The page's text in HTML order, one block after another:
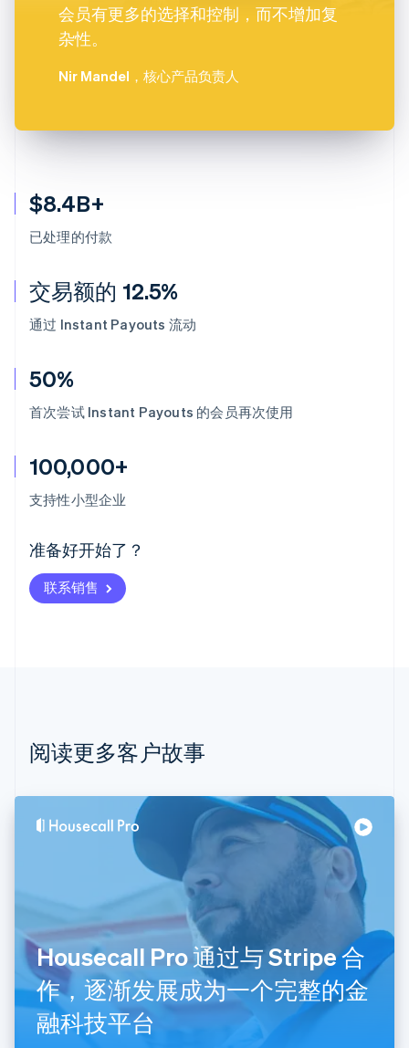
$8.4B+
已处理的付款
交易额的 12.5%
通过 Instant Payouts 流动
50%
首次尝试 Instant Payouts 的会员再次使用
100,000+
支持性小型企业
准备好开始了？
联系销售
会员有更多的选择和控制，而不增加复
杂性。
Nir Mandel ，核心产品负责人
阅读更多客户故事
Housecall Pro 通过与 Stripe 合
作，逐渐发展成为一个完整的金
融科技平台
阿联酋
爱尔兰
爱沙尼亚
English
奥地利
Deutsch English
Nederlands Français Deutsch
波兰
丹麦
德国
English
English Svenska
荷兰
NederlandsEnglish
加拿大
EnglishFrançais
捷克